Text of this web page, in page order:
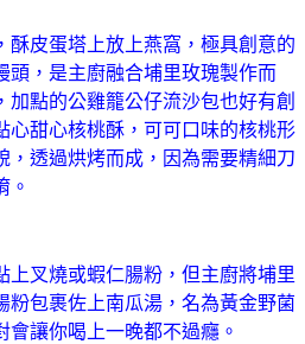
皮蛋塔上放上燕窩，極具創意的
頭，是主廚融合埔里玫瑰製作而
加點的公雞籠公仔流沙包也好有創
心甜心核桃酥，可可口味的核桃形
，透過烘烤而成，因為需要精細刀
。
叉燒或蝦仁腸粉，但主廚將埔里
粉包裹佐上南瓜湯，名為黃金野菌
讓你喝上一晚都不過癮。